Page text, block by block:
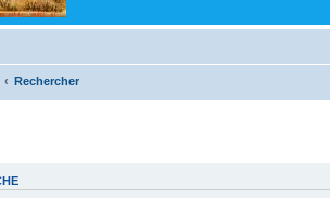
Rechercher